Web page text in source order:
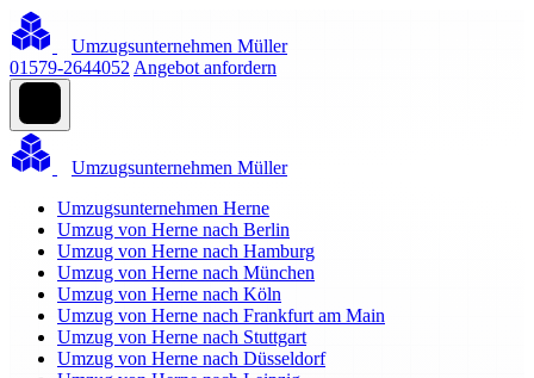
Umzugsunternehmen Müller
01579-2644052 Angebot anfordern
Umzugsunternehmen Müller
Umzugsunternehmen Herne
Umzug von Herne nach Berlin
Umzug von Herne nach Hamburg
Umzug von Herne nach München
Umzug von Herne nach Köln
Umzug von Herne nach Frankfurt am Main
Umzug von Herne nach Stuttgart
Umzug von Herne nach Düsseldorf